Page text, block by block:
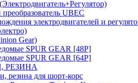
UBEC
электродвигателей и
Gear)
SPUR GEAR [48P]
SPUR GEAR [64P]
РЕЗИНА
резина для шорт-корс